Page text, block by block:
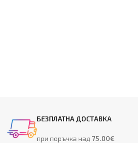
БЕЗПЛАТНА ДОСТАВКА
при поръчка над75.00€